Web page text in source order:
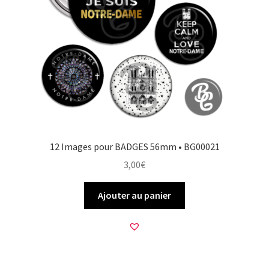
12 Images pour BADGES 56mm • BG00021
3,00€
Ajouter au panier